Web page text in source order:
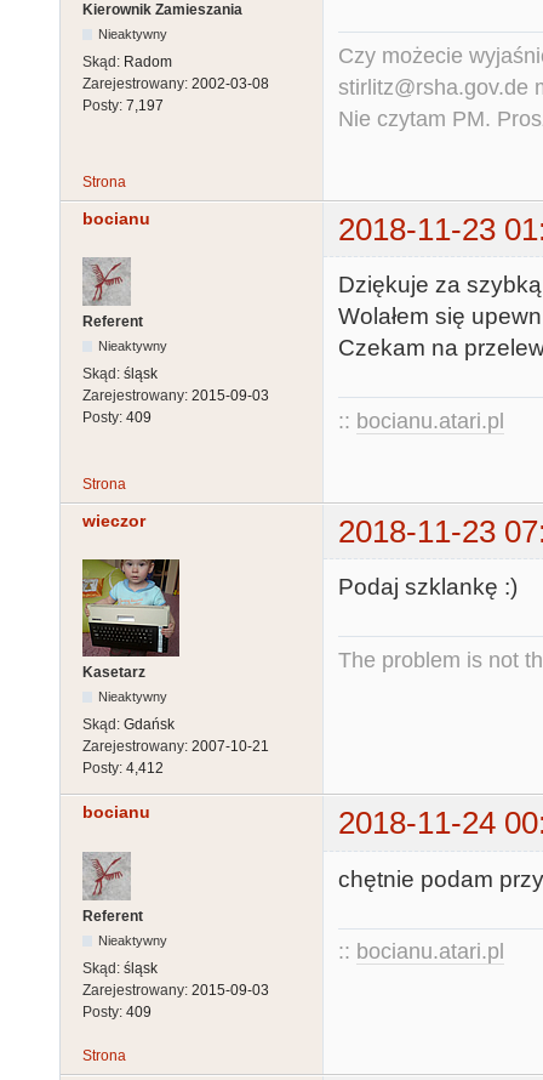
Kierownik Zamieszania
Nieaktywny
Skąd: Radom
Zarejestrowany: 2002-03-08
Posty: 7,197
Czy możecie
stirlitz@rsha.gov.de
Nie czytam PM.
Strona
bocianu 2018-11-23
Referent
Nieaktywny
Skąd: śląsk
Zarejestrowany: 2015-09-03
Posty: 409
Dziękuje za
Wolałem się
Czekam na
:: bocianu.atari.pl
Strona
wieczor 2018-11-23
Kasetarz
Nieaktywny
Skąd: Gdańsk
Zarejestrowany: 2007-10-21
Posty: 4,412
Podaj szklankę :)
The problem is not
bocianu 2018-11-24
Referent
Nieaktywny
Skąd: śląsk
Zarejestrowany: 2015-09-03
Posty: 409
chętnie podam
:: bocianu.atari.pl
Strona